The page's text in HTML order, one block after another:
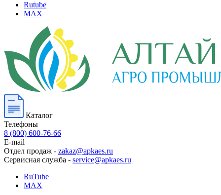
Rutube
MAX
Каталог
Телефоны
8 (800) 600-76-66
E-mail
Отдел продаж - zakaz@apkaes.ru
Сервисная служба - service@apkaes.ru
RuTube
MAX